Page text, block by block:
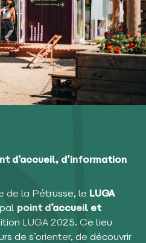
d’accueil, d’information
de la Pétrusse, le LUGA
point d’accueil et
LUGA 2025. Ce lieu
de s’orienter, de découvrir